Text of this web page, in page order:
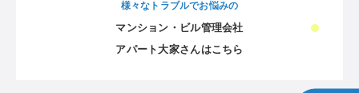
様々なトラブルでお悩みの
マンション・ビル管理会社
アパート大家さんはこちら